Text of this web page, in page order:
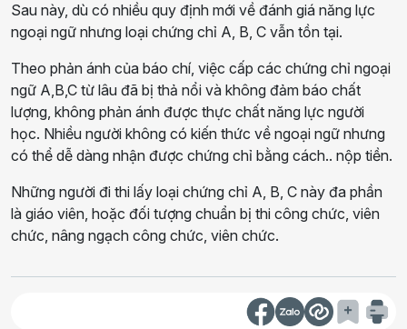
Sau này, dù có nhiều quy định mới về đánh giá năng lực
ngoại ngữ nhưng loại chứng chỉ A, B, C vẫn tồn tại.
Theo phản ánh của báo chí, việc cấp các chứng chỉ ngoại
ngữ A,B,C từ lâu đã bị thả nổi và không đảm báo chất
lượng, không phản ánh được thực chất năng lực người
học. Nhiều người không có kiến thức về ngoại ngữ nhưng
có thể dễ dàng nhận được chứng chỉ bằng cách.. nộp tiền.
Những người đi thi lấy loại chứng chỉ A, B, C này đa phần
là giáo viên, hoặc đối tượng chuẩn bị thi công chức, viên
chức, nâng ngạch công chức, viên chức.